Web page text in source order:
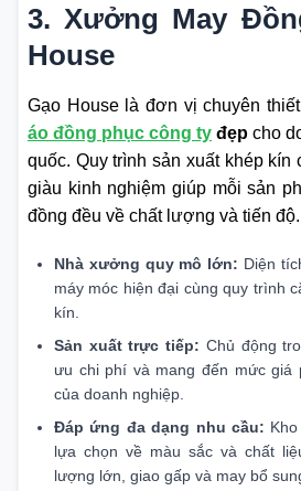
3. Xưởng May
House
Gạo House là đơn vị chuyên
áo đồng phục công ty đẹp cho
quốc. Quy trình sản xuất khép kín
giàu kinh nghiệm giúp mỗi sản
đồng đều về chất lượng và tiến độ.
Nhà xưởng quy mô lớn: Diện
máy móc hiện đại cùng quy trình
kín.
Sản xuất trực tiếp: Chủ động
ưu chi phí và mang đến mức giá
của doanh nghiệp.
Đáp ứng đa dạng nhu cầu:
lựa chọn về màu sắc và chất
lượng lớn, giao gấp và may bổ